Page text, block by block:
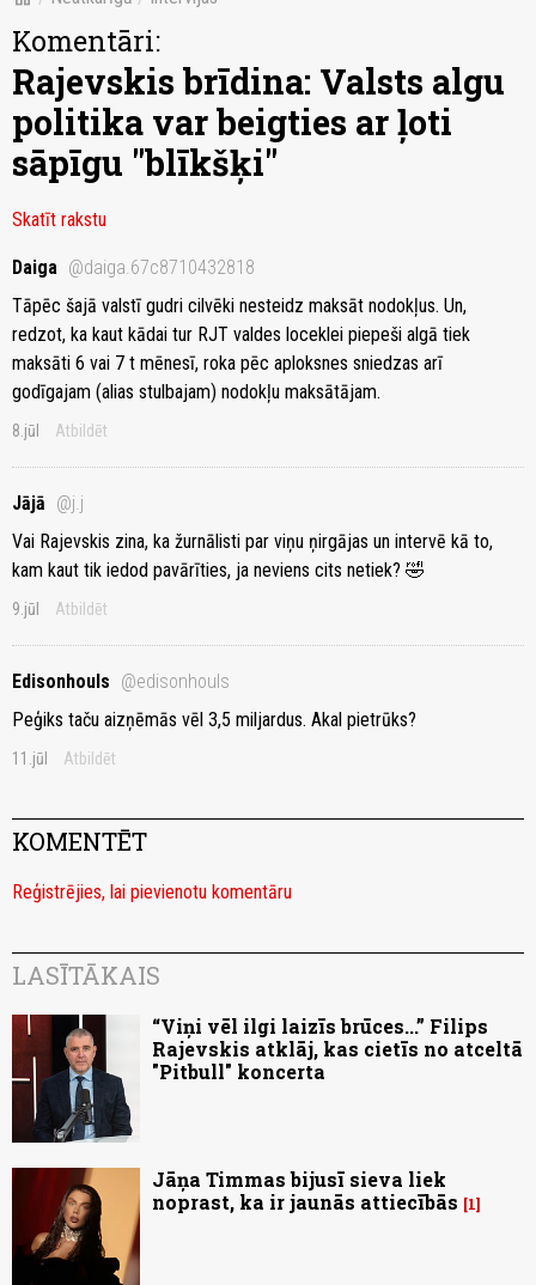
Komentāri:
Rajevskis brīdina: Valsts algu
politika var beigties ar ļoti
sāpīgu "blīkšķi"
Skatīt rakstu
Daiga @daiga.67c8710432818
Tāpēc šajā valstī gudri cilvēki nesteidz maksāt nodokļus. Un,
redzot, ka kaut kādai tur RJT valdes loceklei piepeši algā tiek
maksāti 6 vai 7 t mēnesī, roka pēc aploksnes sniedzas arī
godīgajam (alias stulbajam) nodokļu maksātājam.
8.jūl Atbildēt
Jājā @j.j
Vai Rajevskis zina, ka žurnālisti par viņu ņirgājas un intervē kā to,
kam kaut tik iedod pavārīties, ja neviens cits netiek? 🤣
9.jūl Atbildēt
Edisonhouls @edisonhouls
Peģiks taču aizņēmās vēl 3,5 miljardus. Akal pietrūks?
11.jūl Atbildēt
KOMENTĒT
Reģistrējies, lai pievienotu komentāru
LASĪTĀKAIS
“Viņi vēl ilgi laizīs brūces...” Filips
Rajevskis atklāj, kas cietīs no atceltā
"Pitbull" koncerta
Jāņa Timmas bijusī sieva liek
noprast, ka ir jaunās attiecībās
1